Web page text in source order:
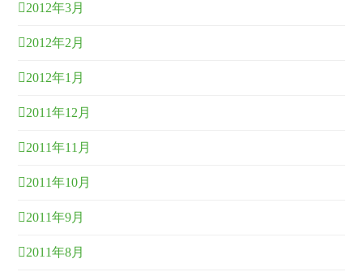
2012年3月
2012年2月
2012年1月
2011年12月
2011年11月
2011年10月
2011年9月
2011年8月